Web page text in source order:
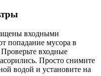
входными
попадание мусора в
входные
Просто снимите
водой и установите на